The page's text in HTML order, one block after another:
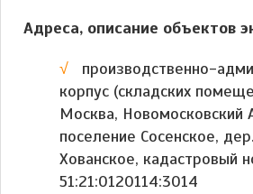
Адреса, описание объектов
производственно-
корпус (складских
Москва, Новомосковский
поселение Сосенское,
Хованское, кадастровый
51:21:0120114:3014